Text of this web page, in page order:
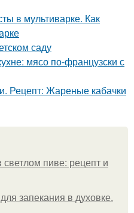
в мультиварке. Как
саду
мясо по-французски с
Рецепт: Жареные кабачки
светлом пиве: рецепт и
запекания в духовке.